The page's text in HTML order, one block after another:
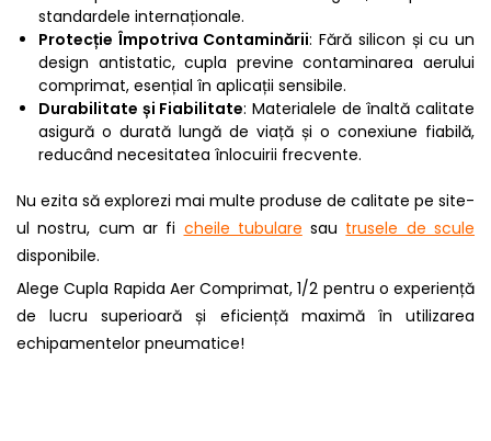
standardele internaționale.
Protecție Împotriva Contaminării: Fără silicon și cu un
design antistatic, cupla previne contaminarea aerului
comprimat, esențial în aplicații sensibile.
Durabilitate și Fiabilitate: Materialele de înaltă calitate
asigură o durată lungă de viață și o conexiune fiabilă,
reducând necesitatea înlocuirii frecvente.
Nu ezita să explorezi mai multe produse de calitate pe site-
ul nostru, cum ar fi cheile tubulare sau trusele de scule
disponibile.
Alege Cupla Rapida Aer Comprimat, 1/2 pentru o experiență
de lucru superioară și eficiență maximă în utilizarea
echipamentelor pneumatice!